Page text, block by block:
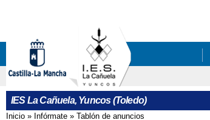
IES La Cañuela, Yuncos (Toledo)
Inicio » Infórmate » Tablón de anuncios